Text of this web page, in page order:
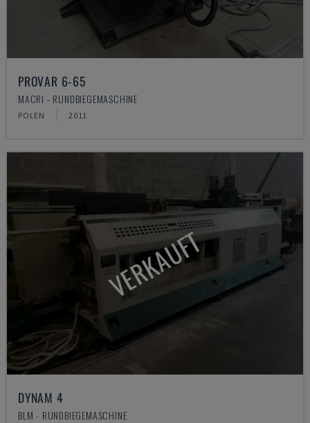
PROVAR 6-65
MACRI - RUNDBIEGEMASCHINE
POLEN 2011
VERKAUFT
DYNAM 4
BLM - RUNDBIEGEMASCHINE